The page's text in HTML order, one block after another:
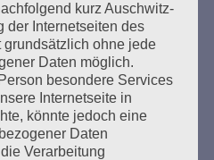
mehr ...
kurz Auschwitz-
der Internetseiten des
ohne jede
Daten möglich.
besondere Services
Internetseite in
könnte jedoch eine
Daten
Verarbeitung